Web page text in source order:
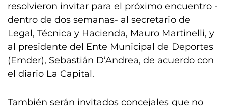
resolvieron invitar para el próximo encuentro -
dentro de dos semanas- al secretario de
Legal, Técnica y Hacienda, Mauro Martinelli, y
al presidente del Ente Municipal de Deportes
(Emder), Sebastián D’Andrea, de acuerdo con
el diario La Capital.
También serán invitados concejales que no